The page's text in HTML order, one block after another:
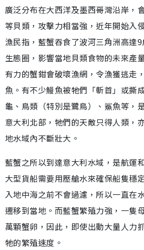
廣泛分布在大西洋及墨西哥灣沿岸，
等貝類，攻擊力相當強，近年開始入
漁民指，藍蟹吞食了波河三角洲高達
生態圈，影響當地貝類食物的未來產
有力的蟹鉗會破壞漁網，令漁獲逃走
魚。有不少鰻魚被牠們「斬首」或撕
龜、鳥類（特別是鷺鳥）、鯊魚等，
意大利北部，牠們的天敵只得人類，
地水域內不斷壯大。
藍蟹之所以到達意大利水域，是航運
大型貨船需要用壓艙水來確保船隻穩
入地中海之前不會過濾，所以一直在
遷移到當地。而藍蟹繁殖力強，一隻
萬顆蟹卵，因此，即使出動大量人力
牠的繁殖速度。